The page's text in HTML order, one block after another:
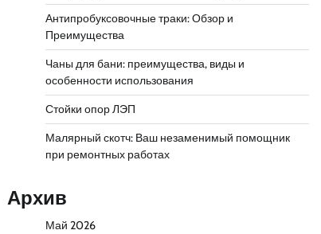
Антипробуксовочные траки: Обзор и
Преимущества
Чаны для бани: преимущества, виды и
особенности использования
Стойки опор ЛЭП
Малярный скотч: Ваш незаменимый помощник
при ремонтных работах
Архив
Май 2026